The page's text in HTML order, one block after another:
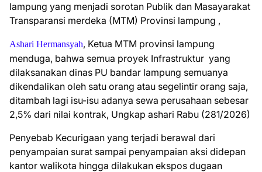
lampung yang menjadi sorotan Publik dan Masayarakat
Transparansi merdeka (MTM) Provinsi lampung ,
Ashari Hermansyah, Ketua MTM provinsi lampung
menduga, bahwa semua proyek Infrastruktur yang
dilaksanakan dinas PU bandar lampung semuanya
dikendalikan oleh satu orang atau segelintir orang saja,
ditambah lagi isu-isu adanya sewa perusahaan sebesar
2,5% dari nilai kontrak, Ungkap ashari Rabu (281/2026)
Penyebab Kecurigaan yang terjadi berawal dari
penyampaian surat sampai penyampaian aksi didepan
kantor walikota hingga dilakukan ekspos dugaan